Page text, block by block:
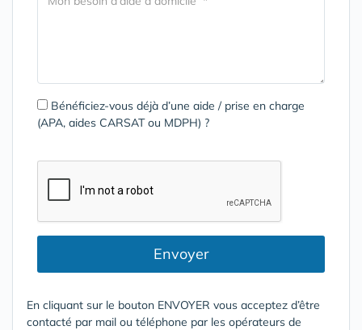
Bénéficiez-vous déjà d’une aide / prise en charge
(APA, aides CARSAT ou MDPH) ?
Envoyer
En cliquant sur le bouton ENVOYER vous acceptez d’être
contacté par mail ou téléphone par les opérateurs de